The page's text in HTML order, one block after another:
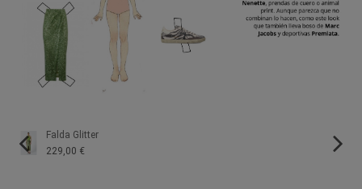
Falda Glitter
229,00 €